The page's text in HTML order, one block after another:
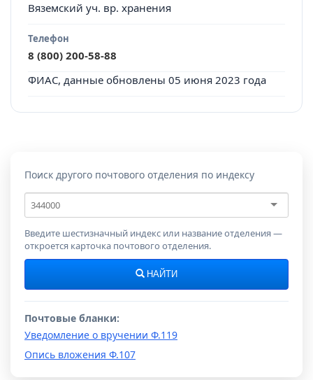
Вяземский уч. вр. хранения
Телефон
8 (800) 200-58-88
ФИАС, данные обновлены 05 июня 2023 года
Поиск другого почтового отделения по индексу
Почтовый
индекс
Введите шестизначный индекс или название отделения —
откроется карточка почтового отделения.
НАЙТИ
Почтовые бланки:
Уведомление о вручении Ф.119
Опись вложения Ф.107